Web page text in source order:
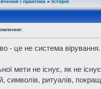
і практика » Історія
- це не система
мети не існує, як не
символів, ритуалів,